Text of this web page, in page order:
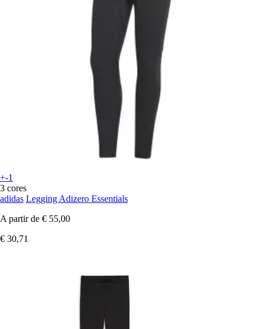
+-1
3 cores
adidas Legging Adizero Essentials
A partir de € 55,00
€ 30,71